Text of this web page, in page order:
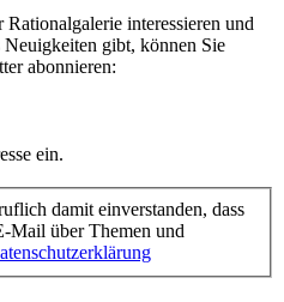
interessieren und
gibt, können Sie
abonnieren:
ein.
damit einverstanden, dass
Mail über Themen und